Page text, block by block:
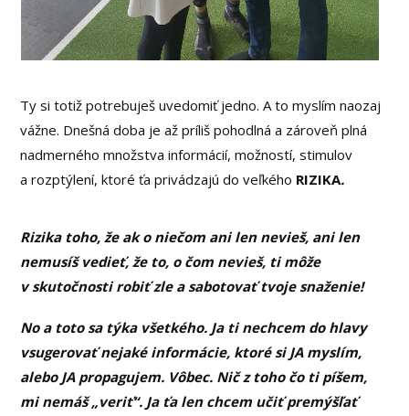
Ty si totiž potrebuješ uvedomiť jedno. A to myslím naozaj
vážne. Dnešná doba je až príliš pohodlná a zároveň plná
nadmerného množstva informácií, možností, stimulov
a rozptýlení, ktoré ťa privádzajú do veľkého RIZIKA.
Rizika toho, že ak o niečom ani len nevieš, ani len
nemusíš vedieť, že to, o čom nevieš, ti môže
v skutočnosti robiť zle a sabotovať tvoje snaženie!
No a toto sa týka všetkého. Ja ti nechcem do hlavy
vsugerovať nejaké informácie, ktoré si JA myslím,
alebo JA propagujem. Vôbec. Nič z toho čo ti píšem,
mi nemáš „veriť“. Ja ťa len chcem učiť premýšľať